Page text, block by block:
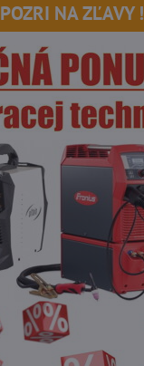
POZRI NA ZĽAVY !